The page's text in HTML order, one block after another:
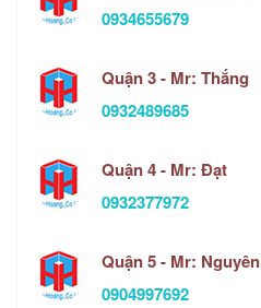
0934655679
Quận 3 - Mr: Thắng
0932489685
Quận 4 - Mr: Đạt
0932377972
Quận 5 - Mr: Nguyên
0904997692